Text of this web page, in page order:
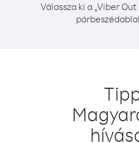
Válassza ki a „Viber